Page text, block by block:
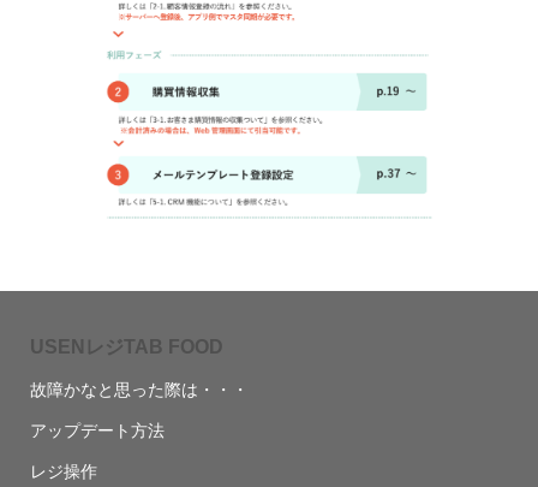
USENレジTAB FOOD
故障かなと思った際は・・・
アップデート方法
レジ操作